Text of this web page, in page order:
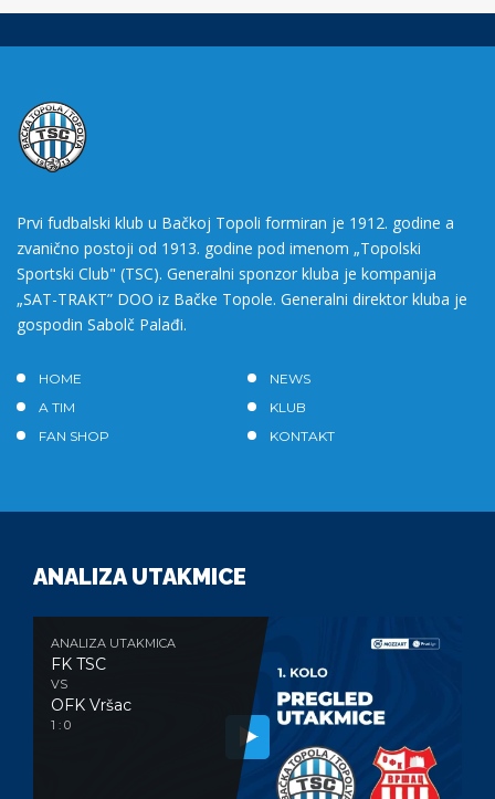
Prvi fudbalski klub u Bačkoj Topoli formiran je 1912. godine a
zvanično postoji od 1913. godine pod imenom „Topolski
Sportski Club" (TSC). Generalni sponzor kluba je kompanija
„SAT-TRAKT” DOO iz Bačke Topole. Generalni direktor kluba je
gospodin Sabolč Palađi.
HOME
NEWS
A TIM
KLUB
FAN SHOP
KONTAKT
ANALIZA UTAKMICE
ANALIZA UTAKMICA
FK TSC
VS
OFK Vršac
1 : 0